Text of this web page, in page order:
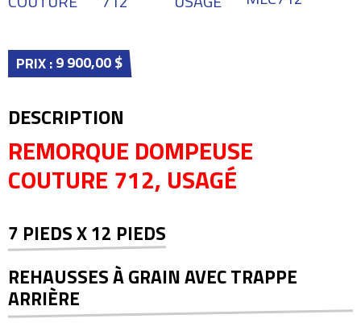
PRIX :9 900,00 $
DESCRIPTION
REMORQUE DOMPEUSE
COUTURE 712, USAGÉ
7 PIEDS X 12 PIEDS
REHAUSSES À GRAIN AVEC TRAPPE
ARRIÈRE